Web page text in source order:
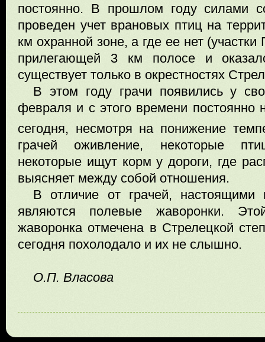
постоянно. В прошлом году силами
проведен учет врановых птиц на
км охранной зоне, а где ее нет
прилегающей 3 км полосе и
существует только в окрестностях
В этом году грачи появились у
февраля и с этого времени постоянно
сегодня, несмотря на понижение
грачей оживление, некоторые
некоторые ищут корм у дороги, где
выясняет между собой отношения.
В отличие от грачей, настоящими
являются полевые жаворонки.
жаворонка отмечена в Стрелецкой
сегодня похолодало и их не слышно.
О.П. Власова